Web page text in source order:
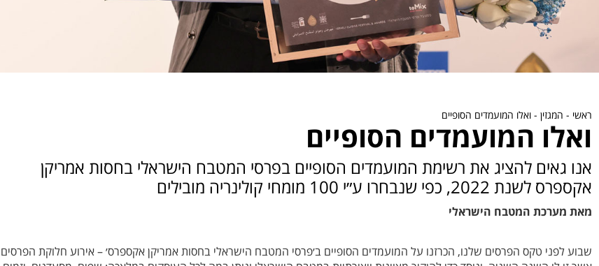
ראשי - המגזין - ואלו המועמדים הסופיים
ואלו המועמדים הסופיים
אנו גאים להציג את רשימת המועמדים הסופיים בפרסי המטבח הישראלי בחסות אמריקן
אקספרס לשנת 2022, כפי שנבחרו ע״י 100 מומחי קולינריה מובילים
מאת מערכת המטבח הישראלי
שבוע לפני טקס הפרסים שלנו, הכרזנו על המועמדים הסופיים ב׳פרסי המטבח הישראלי בחסות אמריקן אקספרס׳ – אירוע חלוקת הפרסים